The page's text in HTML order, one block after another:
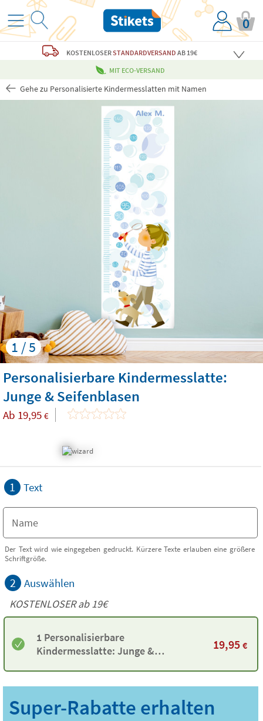
0
KOSTENLOSERSTANDARDVERSAND AB 19€
MIT ECO-VERSAND
Gehe zu Personalisierte Kindermesslatten mit Namen
1 / 5
Personalisierbare Kindermesslatte:
Junge & Seifenblasen
Ab 19,95 €
1 Text
Der Text wird wie eingegeben gedruckt. Kürzere Texte erlauben eine größere
Schriftgröße.
2 Auswählen
KOSTENLOSER ab 19€
1 Personalisierbare
Kindermesslatte: Junge &
19,95 €